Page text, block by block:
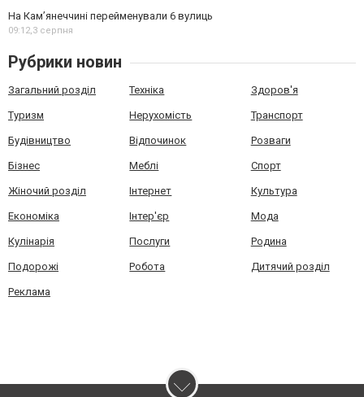
На Камʼянеччині перейменували 6 вулиць
09:12,3 серпня
Рубрики новин
Загальний розділ Техніка Здоров'я
Туризм Нерухомість Транспорт
Будівництво Відпочинок Розваги
Бізнес Меблі Спорт
Жіночий розділ Інтернет Культура
Економіка Інтер'єр Мода
Кулінарія Послуги Родина
Подорожі Робота Дитячий розділ
Реклама